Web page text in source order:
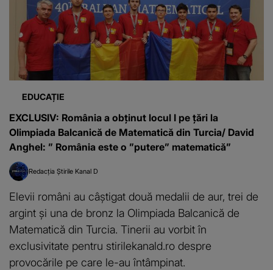
EDUCAȚIE
EXCLUSIV: România a obţinut locul I pe ţări la
Olimpiada Balcanică de Matematică din Turcia/ David
Anghel: ” România este o ”putere” matematică”
Redacția Știrile Kanal D
Elevii români au câştigat două medalii de aur, trei de
argint şi una de bronz la Olimpiada Balcanică de
Matematică din Turcia. Tinerii au vorbit în
exclusivitate pentru stirilekanald.ro despre
provocările pe care le-au întâmpinat.